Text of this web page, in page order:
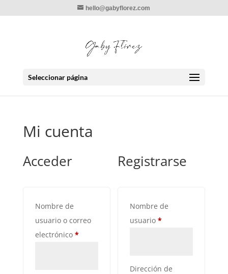
hello@gabyflorez.com
Seleccionar página
Mi cuenta
Acceder
Nombre de
usuario o correo
electrónico *Obligatorio
Registrarse
Nombre de
usuario*Obligatorio
Dirección de